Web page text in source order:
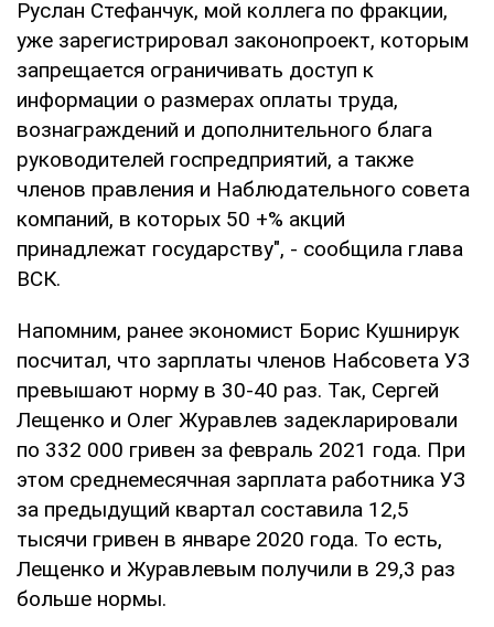
Руслан Стефанчук, мой коллега по фракции,
уже зарегистрировал законопроект, которым
запрещается ограничивать доступ к
информации о размерах оплаты труда,
вознаграждений и дополнительного блага
руководителей госпредприятий, а также
членов правления и Наблюдательного совета
компаний, в которых 50 +% акций
принадлежат государству", - сообщила глава
ВСК.
Напомним, ранее экономист Борис Кушнирук
посчитал, что зарплаты членов Набсовета УЗ
превышают норму в 30-40 раз. Так, Сергей
Лещенко и Олег Журавлев задекларировали
по 332 000 гривен за февраль 2021 года. При
этом среднемесячная зарплата работника УЗ
за предыдущий квартал составила 12,5
тысячи гривен в январе 2020 года. То есть,
Лещенко и Журавлевым получили в 29,3 раз
больше нормы.